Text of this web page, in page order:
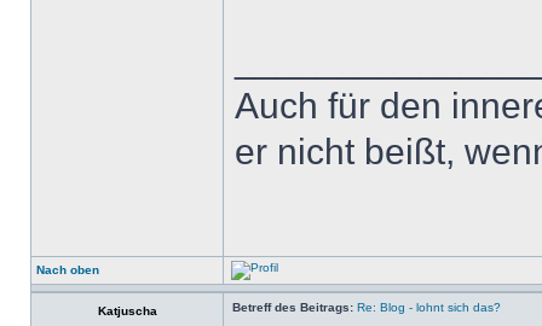
Auch für den
er nicht beißt,
Nach oben
Katjuscha Betreff des Beitrags: Re: Blog - lohnt sich das?